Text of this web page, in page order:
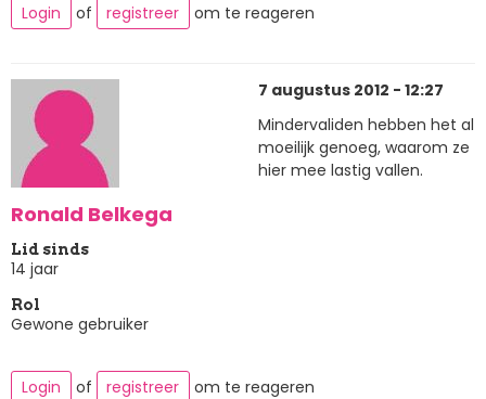
Login
of registreer om te reageren
Ronald Belkega
Lid sinds
14 jaar
Rol
Gewone gebruiker
7 augustus 2012 - 12:27
Mindervaliden hebben het al
moeilijk genoeg, waarom ze
hier mee lastig vallen.
Login of registreer om te reageren